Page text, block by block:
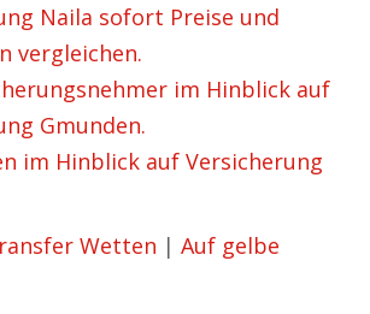
Naila sofort Preise und
vergleichen.
im Hinblick auf
Gmunden.
im Hinblick auf Versicherung
Wetten | Auf gelbe